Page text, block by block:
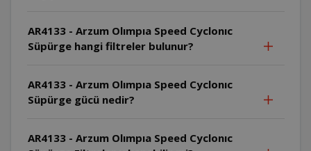
AR4133 - Arzum Olımpıa Speed Cyclonıc
Süpürge hangi filtreler bulunur?
AR4133 - Arzum Olımpıa Speed Cyclonıc
Süpürge gücü nedir?
AR4133 - Arzum Olımpıa Speed Cyclonıc